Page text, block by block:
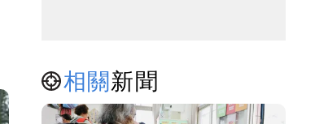
相關新聞